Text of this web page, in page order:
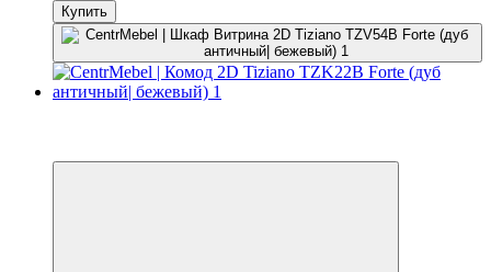
Купить